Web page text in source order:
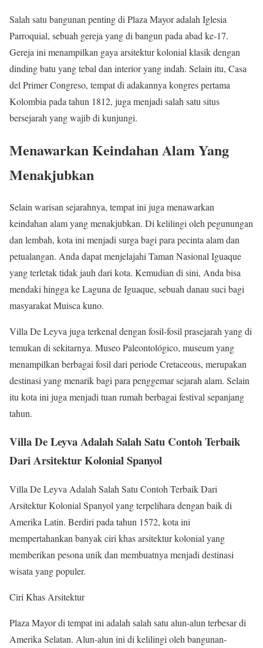
Salah satu bangunan penting di Plaza Mayor adalah Iglesia
Parroquial, sebuah gereja yang di bangun pada abad ke-17.
Gereja ini menampilkan gaya arsitektur kolonial klasik dengan
dinding batu yang tebal dan interior yang indah. Selain itu, Casa
del Primer Congreso, tempat di adakannya kongres pertama
Kolombia pada tahun 1812, juga menjadi salah satu situs
bersejarah yang wajib di kunjungi.
Menawarkan Keindahan Alam Yang
Menakjubkan
Selain warisan sejarahnya, tempat ini juga menawarkan
keindahan alam yang menakjubkan. Di kelilingi oleh pegunungan
dan lembah, kota ini menjadi surga bagi para pecinta alam dan
petualangan. Anda dapat menjelajahi Taman Nasional Iguaque
yang terletak tidak jauh dari kota. Kemudian di sini, Anda bisa
mendaki hingga ke Laguna de Iguaque, sebuah danau suci bagi
masyarakat Muisca kuno.
Villa De Leyva juga terkenal dengan fosil-fosil prasejarah yang di
temukan di sekitarnya. Museo Paleontológico, museum yang
menampilkan berbagai fosil dari periode Cretaceous, merupakan
destinasi yang menarik bagi para penggemar sejarah alam. Selain
itu kota ini juga menjadi tuan rumah berbagai festival sepanjang
tahun.
Villa De Leyva Adalah Salah Satu Contoh Terbaik
Dari Arsitektur Kolonial Spanyol
Villa De Leyva Adalah Salah Satu Contoh Terbaik Dari
Arsitektur Kolonial Spanyol yang terpelihara dengan baik di
Amerika Latin. Berdiri pada tahun 1572, kota ini
mempertahankan banyak ciri khas arsitektur kolonial yang
memberikan pesona unik dan membuatnya menjadi destinasi
wisata yang populer.
Ciri Khas Arsitektur
Plaza Mayor di tempat ini adalah salah satu alun-alun terbesar di
Amerika Selatan. Alun-alun ini di kelilingi oleh bangunan-